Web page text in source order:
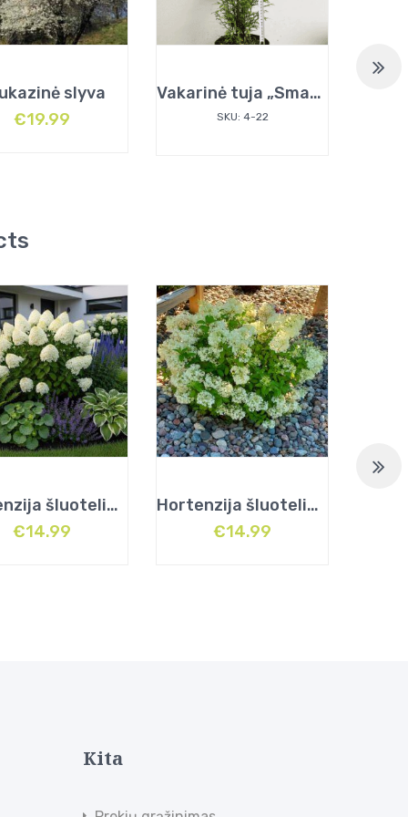
slyva
€19.99
Vakarinė tuja „Smaragd“
SKU: 4-22
Hortenzija šluotelinė (Hydrangea paniculata) „Silver Dollar”
€14.99
Hortenzija šluotelinė (Hydrangea paniculata) „Bobo”
€14.99
Kita